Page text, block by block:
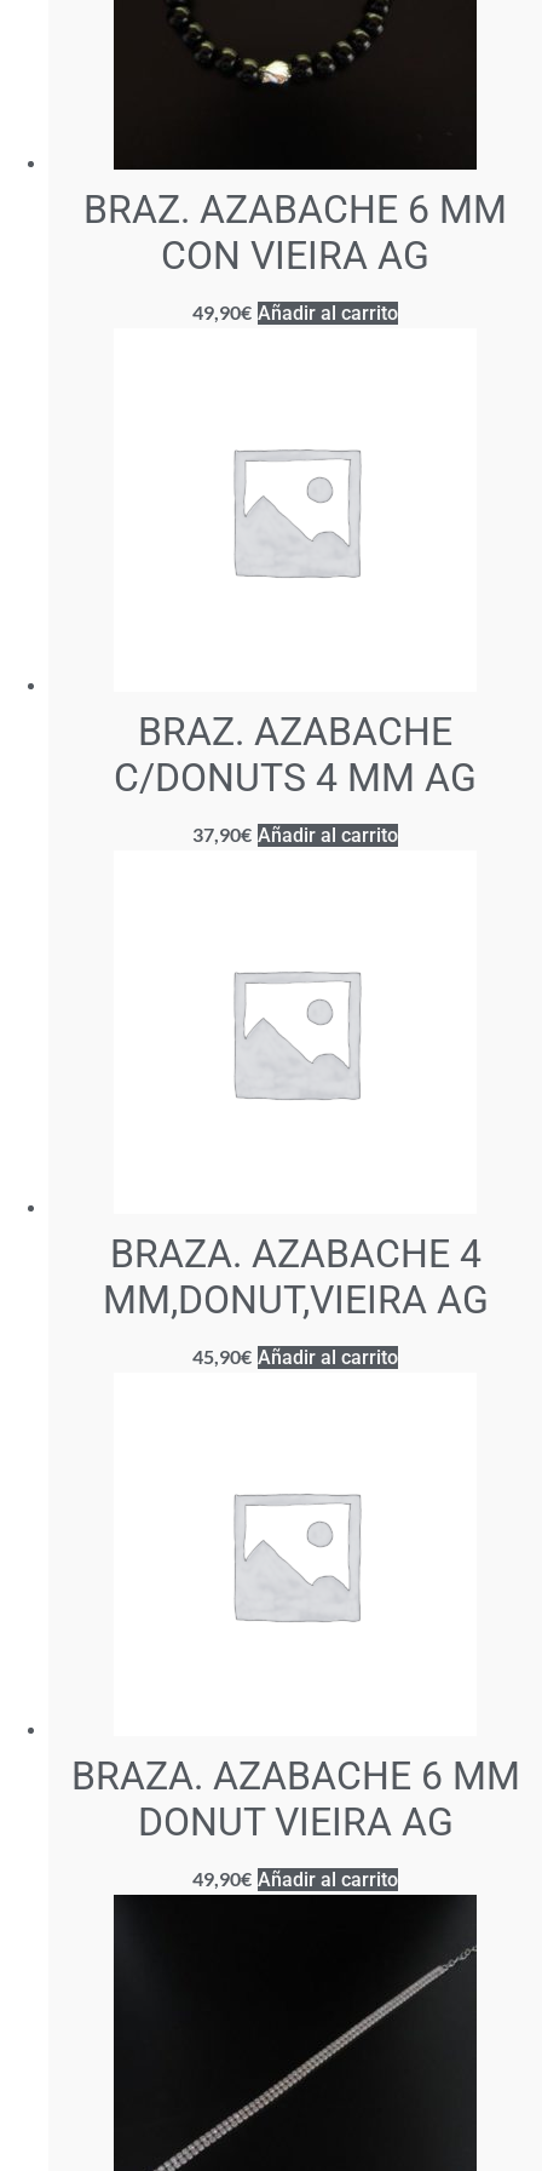
BRAZ. AZABACHE 6 MM
CON VIEIRA AG
49,90€ Añadir al carrito
BRAZ. AZABACHE
C/DONUTS 4 MM AG
37,90€ Añadir al carrito
BRAZA. AZABACHE 4
MM,DONUT,VIEIRA AG
45,90€ Añadir al carrito
BRAZA. AZABACHE 6 MM
DONUT VIEIRA AG
49,90€ Añadir al carrito